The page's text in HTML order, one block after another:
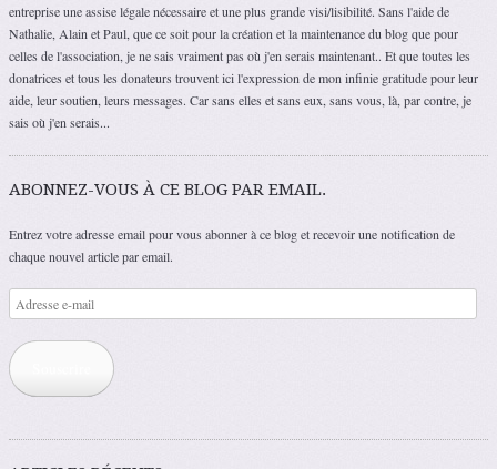
entreprise une assise légale nécessaire et une plus grande visi/lisibilité. Sans l'aide de
Nathalie, Alain et Paul, que ce soit pour la création et la maintenance du blog que pour
celles de l'association, je ne sais vraiment pas où j'en serais maintenant.. Et que toutes les
donatrices et tous les donateurs trouvent ici l'expression de mon infinie gratitude pour leur
aide, leur soutien, leurs messages. Car sans elles et sans eux, sans vous, là, par contre, je
sais où j'en serais...
ABONNEZ-VOUS À CE BLOG PAR EMAIL.
Entrez votre adresse email pour vous abonner à ce blog et recevoir une notification de
chaque nouvel article par email.
Adresse
e-
mail